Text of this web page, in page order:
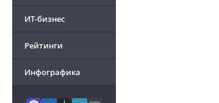
ИТ-бизнес
Рейтинги
Инфографика